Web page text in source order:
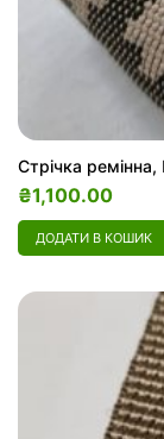
Стрічка
₴1,100.00
ДОДАТИ В КОШИК